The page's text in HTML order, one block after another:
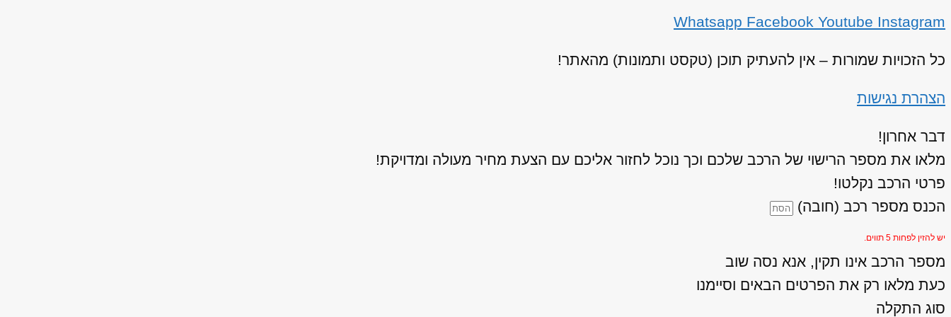
Whatsapp Facebook Youtube Instagram
כל הזכויות שמורות – אין להעתיק תוכן (טקסט ותמונות) מהאתר!
הצהרת נגישות
דבר אחרון!
מלאו את מספר הרישוי של הרכב שלכם וכך נוכל לחזור אליכם עם הצעת מחיר מעולה ומדויקת!
פרטי הרכב נקלטו!
הכנס מספר רכב (חובה)
יש להזין לפחות 5 תווים.
מספר הרכב אינו תקין, אנא נסה שוב
כעת מלאו רק את הפרטים הבאים וסיימנו
סוג התקלה